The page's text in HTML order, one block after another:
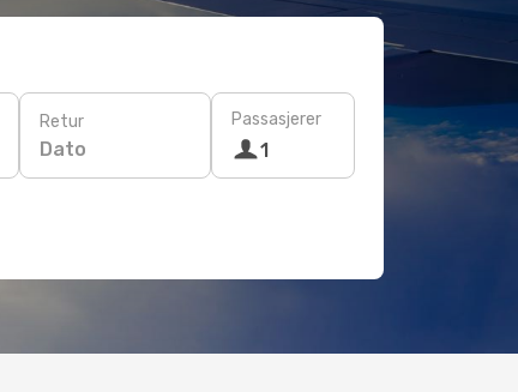
Retur
Dato
Passasjerer
1